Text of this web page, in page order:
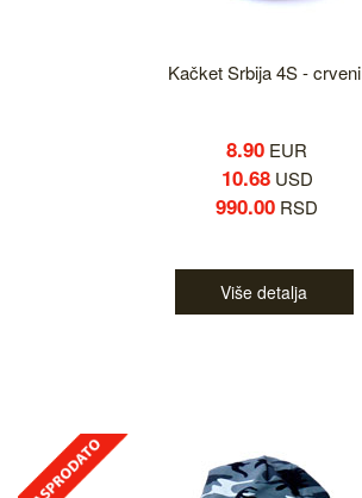
Kačket Srbija 4S - crveni
8.90 EUR
10.68USD
990.00 RSD
Više detalja